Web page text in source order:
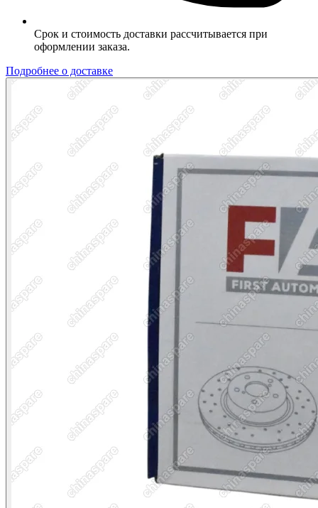
Срок и стоимость доставки рассчитывается при
оформлении заказа.
Подробнее о доставке